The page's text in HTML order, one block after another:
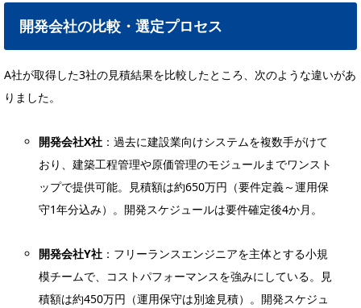
開発会社の比較・選定プロセス
A社が取得した3社の見積結果を比較したところ、次のような違いがあ
りました。
開発会社X社 ：過去に建設業向けシステムを複数手がけて
おり、建築工程管理や原価管理のモジュールまでワンスト
ップで提供可能。見積額は約650万円（要件定義～運用保
守1年分込み）。開発スケジュールは要件確定後4か月。
開発会社Y社 ：フリーランスエンジニアを主体とする小規
模チームで、コストパフォーマンスを強みにしている。見
積額は約450万円（運用保守は別途見積）。開発スケジュ